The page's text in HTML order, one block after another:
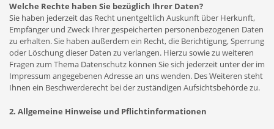
Welche Rechte haben Sie bezüglich Ihrer Daten?
Sie haben jederzeit das Recht unentgeltlich Auskunft über Herkunft,
Empfänger und Zweck Ihrer gespeicherten personenbezogenen Daten
zu erhalten. Sie haben außerdem ein Recht, die Berichtigung, Sperrung
oder Löschung dieser Daten zu verlangen. Hierzu sowie zu weiteren
Fragen zum Thema Datenschutz können Sie sich jederzeit unter der im
Impressum angegebenen Adresse an uns wenden. Des Weiteren steht
Ihnen ein Beschwerderecht bei der zuständigen Aufsichtsbehörde zu.
2. Allgemeine Hinweise und Pflichtinformationen